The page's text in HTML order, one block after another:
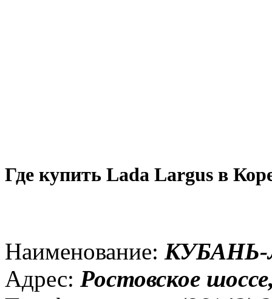
Где купить Lada Largus в
Наименование: КУБАНЬ-
Адрес: Ростовское